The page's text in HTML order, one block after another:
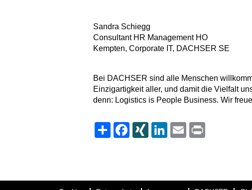
Sandra Schiegg
Consultant HR Management HO
Kempten, Corporate IT, DACHSER SE
Bei DACHSER sind alle Menschen
Einzigartigkeitaller, und damit die Vielfalt
denn: Logistics is People Business. Wir
Share FacebookXING LinkedInEmail